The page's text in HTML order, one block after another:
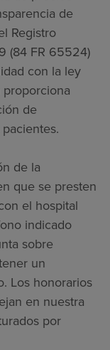
de
Registro
(84 FR 65524)
con la ley
de
de la
que se presten
el hospital
indicado
sobre
un
Los honorarios
en nuestra
por